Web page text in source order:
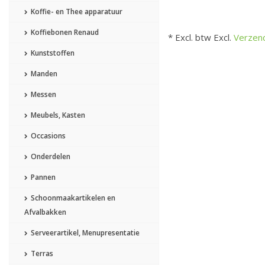
Koffie- en Thee apparatuur
Koffiebonen Renaud
Kunststoffen
Manden
Messen
Meubels, Kasten
Occasions
Onderdelen
Pannen
Schoonmaakartikelen en
Afvalbakken
Serveerartikel, Menupresentatie
Terras
* Excl. btw Excl.